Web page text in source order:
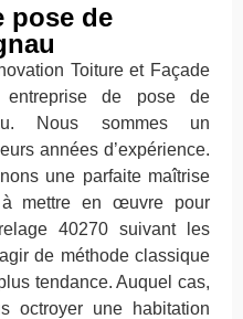
pose de
Toiture et Façade
de pose de
Nous sommes un
années d’expérience.
une parfaite maîtrise
mettre en œuvre pour
40270 suivant les
de méthode classique
tendance. Auquel cas,
octroyer une habitation